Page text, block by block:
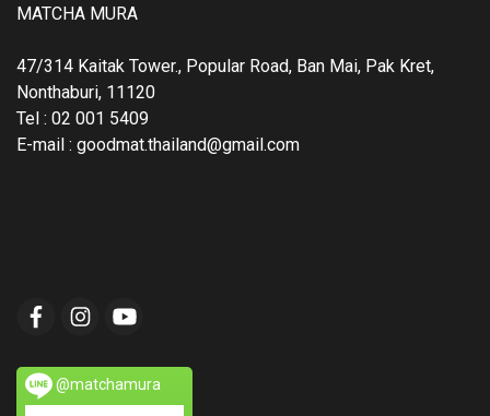
MATCHA MURA
47/314 Kaitak Tower., Popular Road, Ban Mai, Pak Kret,
Nonthaburi, 11120
Tel : 02 001 5409
E-mail : goodmat.thailand@gmail.com
@matchamura